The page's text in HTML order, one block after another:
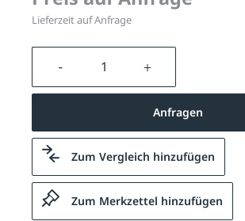
Lieferzeit auf Anfrage
Produkt Anzahl: Gib den
Anfragen
Zum Vergleich hinzufügen
Zum Merkzettel hinzufügen